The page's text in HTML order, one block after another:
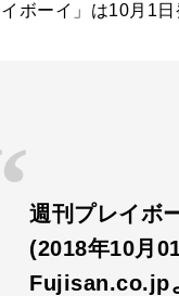
ボーイ」は10月1
週刊プレイボ
(2018年10月
Fujisan.co.jp